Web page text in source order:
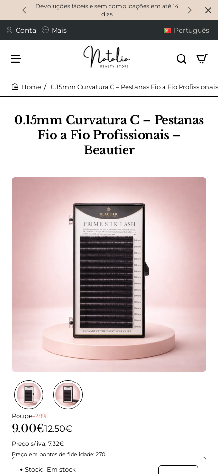
Devoluções fáceis e sem complicações em até 14
dias
Conta Mais Português
0.15mm Curvatura C – Pestanas
Fio a Fio Profissionais –
Beautier
0.15mm Curvatura C – Pestanas Fio a Fio
Poupe-28%
9.00€12.50€
Preço s/ iva: 7.32€
Preço em pontos de fidelidade: 270
Stock: Em stock